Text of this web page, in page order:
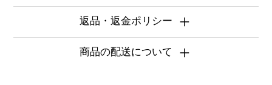
返品・返金ポリシー
商品の配送について